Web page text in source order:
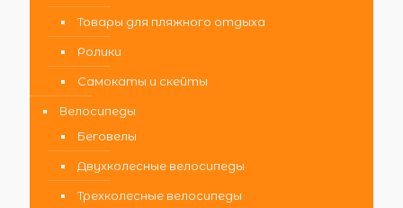
Товары для пляжного отдыха
Ролики
Самокаты и скейты
Велосипеды
Беговелы
Двухколесные велосипеды
Трехколесные велосипеды